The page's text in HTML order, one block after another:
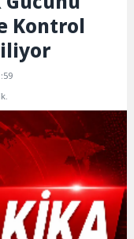
Kontrol